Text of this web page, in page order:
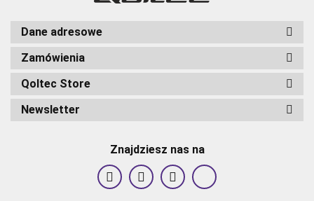
Dane adresowe
Zamówienia
Qoltec Store
Newsletter
Znajdziesz nas na